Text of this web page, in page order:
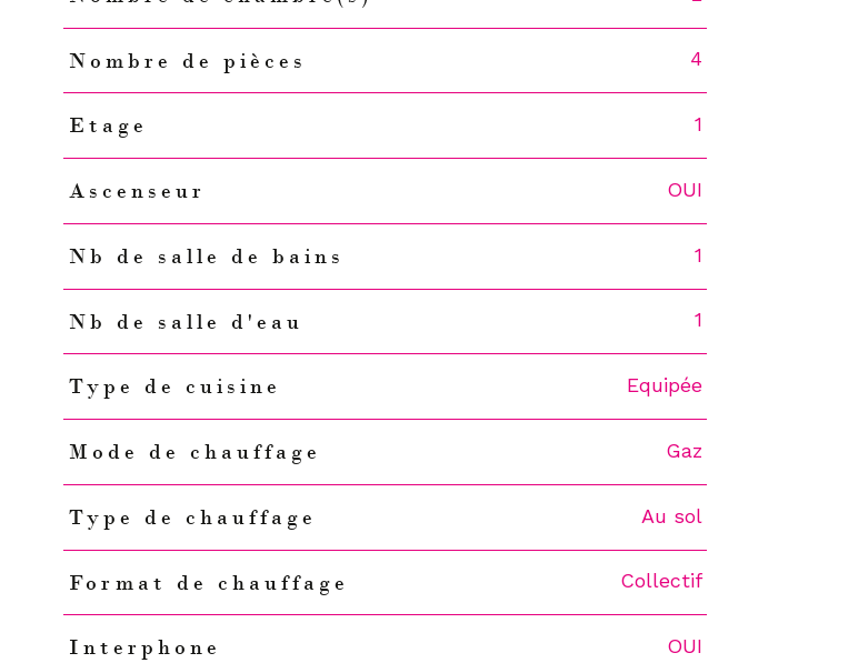
Nombre de pièces 4
Etage 1
Ascenseur OUI
Nb de salle de bains 1
Nb de salle d'eau 1
Type de cuisine Equipée
Mode de chauffage Gaz
Type de chauffage Au sol
Format de chauffage Collectif
Interphone OUI